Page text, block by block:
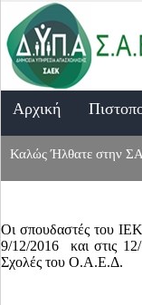
Aρχική
Καλώς Ήλθατε στην
Οι σπουδαστές του ΙΕΚ
9/12/2016 και στις
Σχολές του Ο.Α.Ε.Δ.